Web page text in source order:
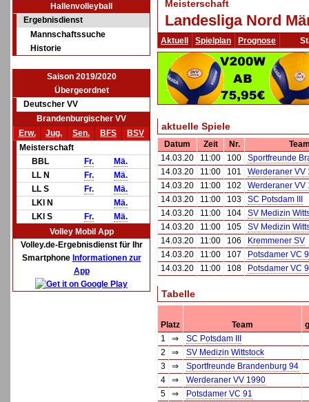
Hallenvolleyball
Ergebnisdienst
Mannschaftssuche
Historie
Saison 2019/2020
Übergeordnet
Deutscher VV
Brandenburgischer VV
Erw.
Jug. Sen. BFS
BSV
Meisterschaft
BBL
Fr.
Mä.
LL N
Fr.
Mä.
LL S
Fr.
Mä.
LKl N
Mä.
LKl S
Fr.
Mä.
Volley Mobil App
Volley.de-Ergebnisdienst für Ihr
Smartphone Informationen zur
App
Meisterschaft
Landesliga Nord
Aktuell Spielplan Prognose
aktuelle Spiele
Datum Zeit Nr.
14.03.20
11:00 100
Sportfreunde
14.03.20
11:00 101
Werderaner VV
14.03.20
11:00 102
Werderaner VV
14.03.20
11:00 103
SC Potsdam III
14.03.20
11:00 104
SV Medizin
14.03.20
11:00 105
SV Medizin
14.03.20
11:00 106
Kremmener SV
14.03.20
11:00 107
Potsdamer VC
14.03.20
11:00 108 Potsdamer VC
Tabelle
Platz Team
1
⇒
SC Potsdam III
2
⇒
SV Medizin Wittstock
3
⇒
Sportfreunde Brandenburg 94
4
⇒
Werderaner VV 1990
5
⇒
Potsdamer VC 91